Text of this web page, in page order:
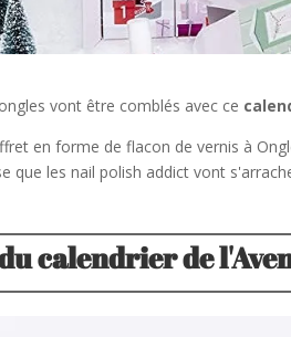
vont être comblés avec ce
en forme de flacon de vernis à
que les nail polish addict vont
calendrier de